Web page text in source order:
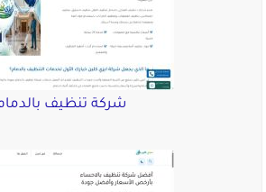
شركة تنظيف بالدمام